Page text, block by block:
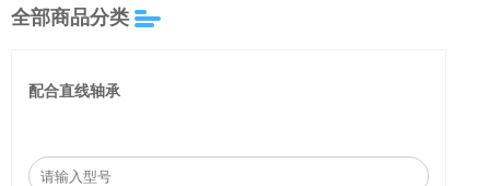
全部商品分类
配合直线轴承